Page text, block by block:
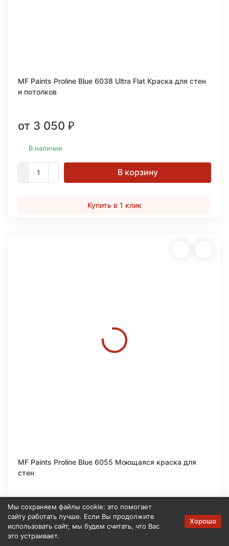
MF Paints Proline Blue 6038 Ultra Flat Краска для стен
и потолков
от 3 050 ₽
В наличии
В корзину
Купить в 1 клик
MF Paints Proline Blue 6055 Моющаяся краска для
стен
от 3 050₽
В наличии
Мы сохраняем файлы cookie: это помогает
сайту работать лучше. Если Вы продолжите
использовать сайт, мы будем считать, что Вас
это устраивает.
Хорошо